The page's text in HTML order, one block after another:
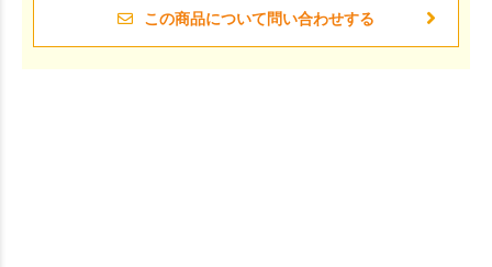
この商品について問い合わせする